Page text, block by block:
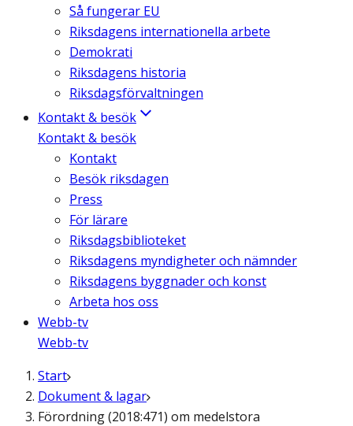
Så fungerar EU
Riksdagens internationella arbete
Demokrati
Riksdagens historia
Riksdagsförvaltningen
Kontakt & besök
Kontakt & besök
Kontakt
Besök riksdagen
Press
För lärare
Riksdagsbiblioteket
Riksdagens myndigheter och nämnder
Riksdagens byggnader och konst
Arbeta hos oss
Webb-tv
Webb-tv
Start
Dokument & lagar
Förordning (2018:471) om medelstora